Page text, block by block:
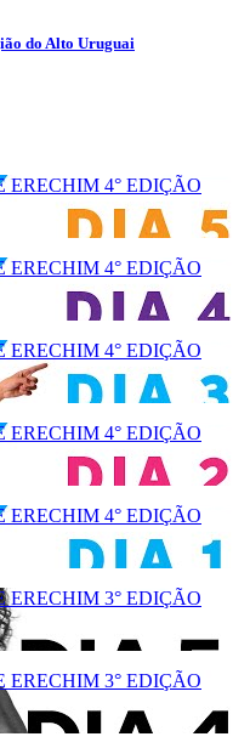
do Alto Uruguai
ERECHIM 4° EDIÇÃO
ERECHIM 4° EDIÇÃO
ERECHIM 4° EDIÇÃO
ERECHIM 4° EDIÇÃO
ERECHIM 4° EDIÇÃO
ERECHIM 3° EDIÇÃO
ERECHIM 3° EDIÇÃO